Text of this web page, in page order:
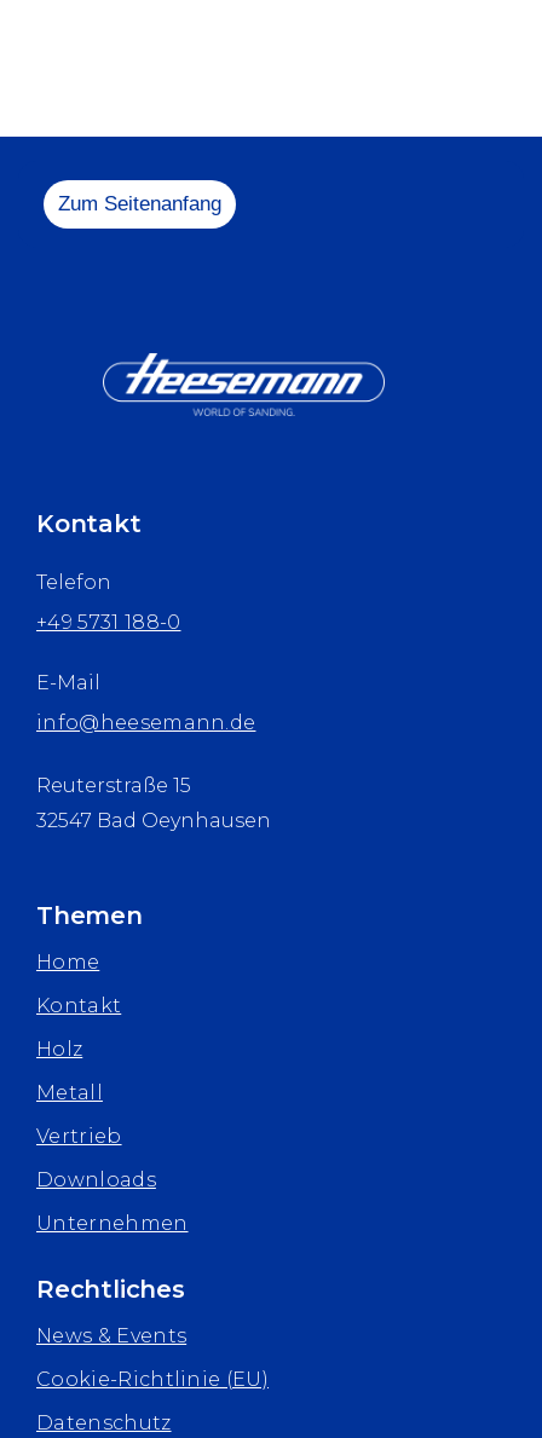
Zum Seitenanfang
Kontakt
Telefon
+49 5731 188-0
E-Mail
info@heesemann.de
Reuterstraße 15
32547 Bad Oeynhausen
Themen
Home
Kontakt
Holz
Metall
Vertrieb
Downloads
Unternehmen
Rechtliches
News & Events
Cookie-Richtlinie (EU)
Datenschutz